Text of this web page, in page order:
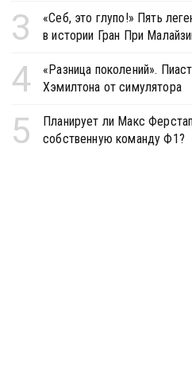
3
«Себ, это глупо!» Пять
в истории Гран При
4
«Разница поколений».
Хэмилтона от симулятора
5
Планирует ли Макс
собственную команду Ф1?